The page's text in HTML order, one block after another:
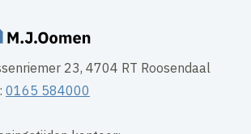
23, 4704 RT Roosendaal
0165 584000